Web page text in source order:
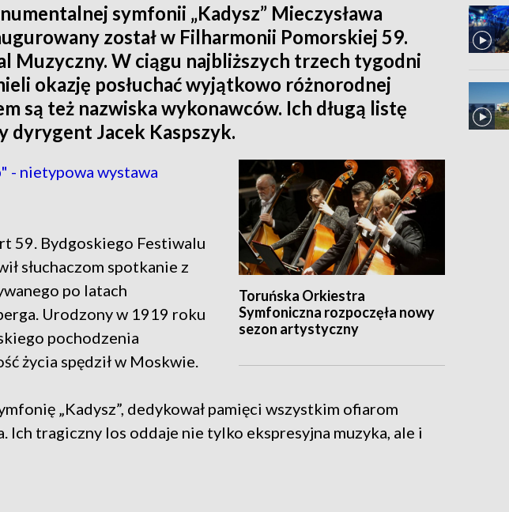
symfonii „Kadysz” Mieczysława
został w Filharmonii Pomorskiej 59.
Muzyczny. W ciągu najbliższych trzech tygodni
okazję posłuchać wyjątkowo różnorodnej
są też nazwiska wykonawców. Ich długą listę
dyrygent Jacek Kaspszyk.
Toruńska Orkiestra
Symfoniczna rozpoczęła nowy
sezon artystyczny
- nietypowa wystawa
59. Bydgoskiego Festiwalu
słuchaczom spotkanie z
po latach
Urodzony w 1919 roku
pochodzenia
życia spędził w Moskwie.
„Kadysz”, dedykował pamięci wszystkim ofiarom
Ich tragiczny los oddaje nie tylko ekspresyjna muzyka, ale i